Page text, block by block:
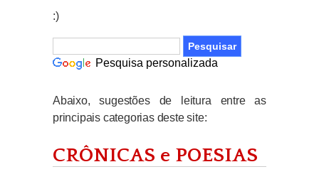
:)
Pesquisa personalizada
Abaixo, sugestões de leitura entre as
principais categorias deste site:
CRÔNICAS e POESIAS